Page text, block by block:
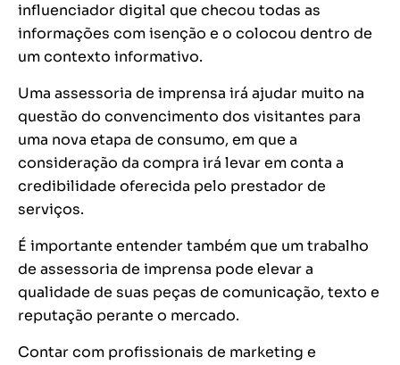
influenciador digital que checou todas as
informações com isenção e o colocou dentro de
um contexto informativo.
Uma assessoria de imprensa irá ajudar muito na
questão do convencimento dos visitantes para
uma nova etapa de consumo, em que a
consideração da compra irá levar em conta a
credibilidade oferecida pelo prestador de
serviços.
É importante entender também que um trabalho
de assessoria de imprensa pode elevar a
qualidade de suas peças de comunicação, texto e
reputação perante o mercado.
Contar com profissionais de marketing e